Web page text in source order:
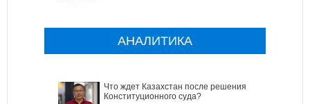
АНАЛИТИКА
Что ждет Казахстан после решения
Конституционного суда?